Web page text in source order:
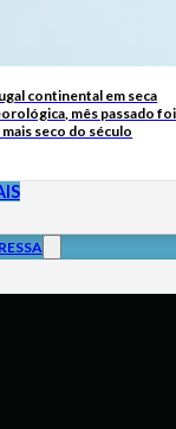
continental em seca
mês passado
seco do século